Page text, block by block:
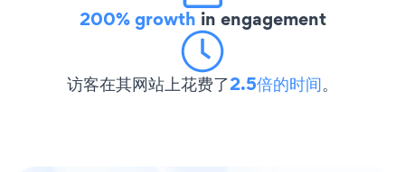
200% growth in engagement
访客在其网站上花费了2.5倍的时间。